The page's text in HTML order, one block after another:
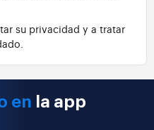
su privacidad y a tratar
en la app